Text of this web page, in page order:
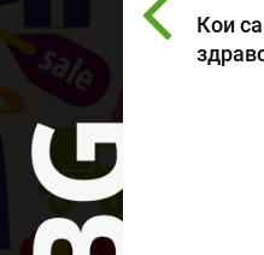
Кои